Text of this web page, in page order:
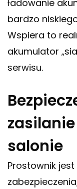
ładowanie
bardzo
Wspiera to
akumulator
serwisu.
salonie
Prostownik